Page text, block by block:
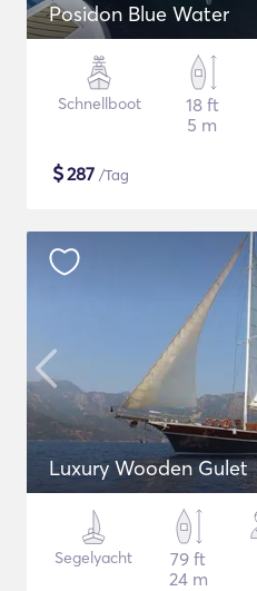
Posidon Blue Water
Schnellboot
18 ft
5 m
$287 /Tag
Luxury Wooden Gulet
Segelyacht
79 ft
24 m